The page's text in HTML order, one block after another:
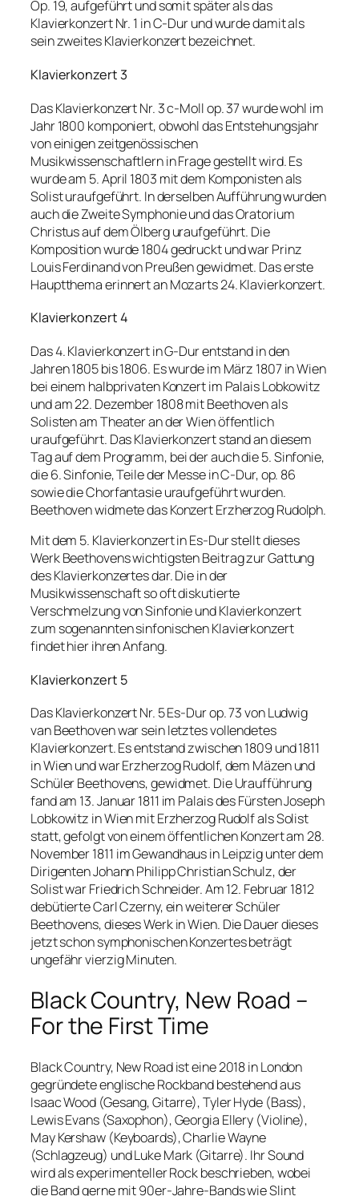
Op. 19, aufgeführt und somit später als das
Klavierkonzert Nr. 1 in C-Dur und wurde damit als
sein zweites Klavierkonzert bezeichnet.
Klavierkonzert 3
Das Klavierkonzert Nr. 3 c-Moll op. 37 wurde wohl im
Jahr 1800 komponiert, obwohl das Entstehungsjahr
von einigen zeitgenössischen
Musikwissenschaftlern in Frage gestellt wird. Es
wurde am 5. April 1803 mit dem Komponisten als
Solist uraufgeführt. In derselben Aufführung wurden
auch die Zweite Symphonie und das Oratorium
Christus auf dem Ölberg uraufgeführt. Die
Komposition wurde 1804 gedruckt und war Prinz
Louis Ferdinand von Preußen gewidmet. Das erste
Hauptthema erinnert an Mozarts 24. Klavierkonzert.
Klavierkonzert 4
Das 4. Klavierkonzert in G-Dur entstand in den
Jahren 1805 bis 1806. Es wurde im März 1807 in Wien
bei einem halbprivaten Konzert im Palais Lobkowitz
und am 22. Dezember 1808 mit Beethoven als
Solisten am Theater an der Wien öffentlich
uraufgeführt. Das Klavierkonzert stand an diesem
Tag auf dem Programm, bei der auch die 5. Sinfonie,
die 6. Sinfonie, Teile der Messe in C-Dur, op. 86
sowie die Chorfantasie uraufgeführt wurden.
Beethoven widmete das Konzert Erzherzog Rudolph.
Mit dem 5. Klavierkonzert in Es-Dur stellt dieses
Werk Beethovens wichtigsten Beitrag zur Gattung
des Klavierkonzertes dar. Die in der
Musikwissenschaft so oft diskutierte
Verschmelzung von Sinfonie und Klavierkonzert
zum sogenannten sinfonischen Klavierkonzert
findet hier ihren Anfang.
Klavierkonzert 5
Das Klavierkonzert Nr. 5 Es-Dur op. 73 von Ludwig
van Beethoven war sein letztes vollendetes
Klavierkonzert. Es entstand zwischen 1809 und 1811
in Wien und war Erzherzog Rudolf, dem Mäzen und
Schüler Beethovens, gewidmet. Die Uraufführung
fand am 13. Januar 1811 im Palais des Fürsten Joseph
Lobkowitz in Wien mit Erzherzog Rudolf als Solist
statt, gefolgt von einem öffentlichen Konzert am 28.
November 1811 im Gewandhaus in Leipzig unter dem
Dirigenten Johann Philipp Christian Schulz, der
Solist war Friedrich Schneider. Am 12. Februar 1812
debütierte Carl Czerny, ein weiterer Schüler
Beethovens, dieses Werk in Wien. Die Dauer dieses
jetzt schon symphonischen Konzertes beträgt
ungefähr vierzig Minuten.
Black Country, New Road –
For the First Time
Black Country, New Road ist eine 2018 in London
gegründete englische Rockband bestehend aus
Isaac Wood (Gesang, Gitarre), Tyler Hyde (Bass),
Lewis Evans (Saxophon), Georgia Ellery (Violine),
May Kershaw (Keyboards), Charlie Wayne
(Schlagzeug) und Luke Mark (Gitarre). Ihr Sound
wird als experimenteller Rock beschrieben, wobei
die Band gerne mit 90er-Jahre-Bands wie Slint